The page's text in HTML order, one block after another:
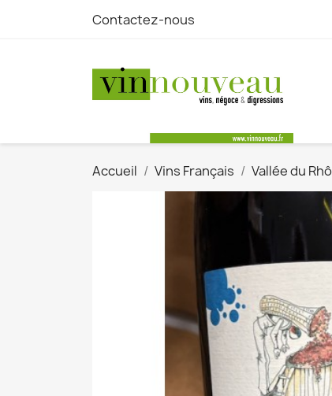
Contactez-nous
Accueil Vins Français Vallée du